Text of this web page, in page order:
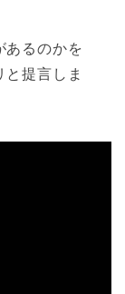
あるのかを
提言しま